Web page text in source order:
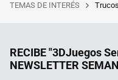
TEMAS DE INTERÉS
RECIBE "3DJuegos
NEWSLETTER